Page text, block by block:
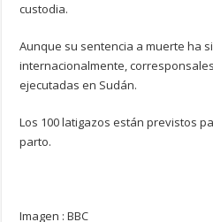
custodia.
Aunque su sentencia a muerte ha
internacionalmente,
ejecutadas en Sudán.
Los 100 latigazos están previstos
parto.
Imagen : BBC